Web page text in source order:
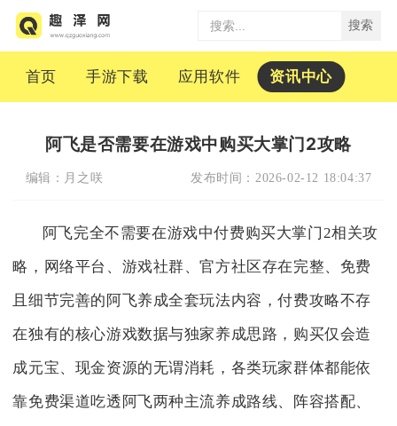
搜索
首页 手游下载 应用软件 资讯中心
阿飞是否需要在游戏中购买大掌门2攻略
编辑： 月之咲 发布时间： 2026-02-12 18:04:37
阿飞完全不需要在游戏中付费购买大掌门2相关攻
略，网络平台、游戏社群、官方社区存在完整、免费
且细节完善的阿飞养成全套玩法内容，付费攻略不存
在独有的核心游戏数据与独家养成思路，购买仅会造
成元宝、现金资源的无谓消耗，各类玩家群体都能依
靠免费渠道吃透阿飞两种主流养成路线、阵容搭配、